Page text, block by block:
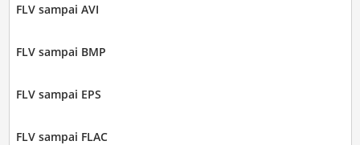
FLV sampai AVI
FLV sampai BMP
FLV sampai EPS
FLV sampai FLAC